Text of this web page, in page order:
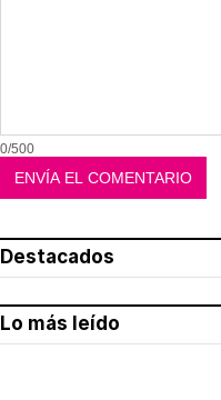
0/500
Destacados
Lo más leído